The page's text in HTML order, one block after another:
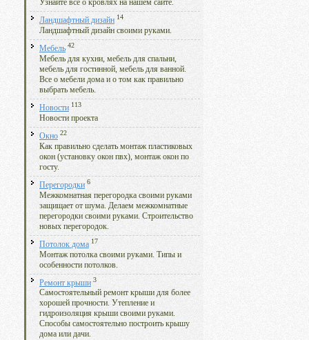
Узнайте все о кровлях на нашем сайте.
Ландшафтный дизайн 14
Ландшафтный дизайн своими руками.
Мебель 42
Мебель для кухни, мебель для спальни,
мебель для гостинной, мебель для ванной.
Все о мебели дома и о том как правильно
выбрать мебель.
Новости 113
Новости проекта
Окно 22
Как правильно сделать монтаж пластиковых
окон (установку окон пвх), монтаж окон по
госту.
Перегородки 6
Межкомнатная перегородка своими руками
защищает от шума. Делаем межкомнатные
перегородки своими руками. Строительство
новых перегородок.
Потолок дома 17
Монтаж потолка своими руками. Типы и
особенности потолков.
Ремонт крыши 3
Самостоятельный ремонт крыши для более
хорошей прочности. Утепление и
гидроизоляция крыши своими руками.
Способы самостоятельно построить крышу
дома или дачи.